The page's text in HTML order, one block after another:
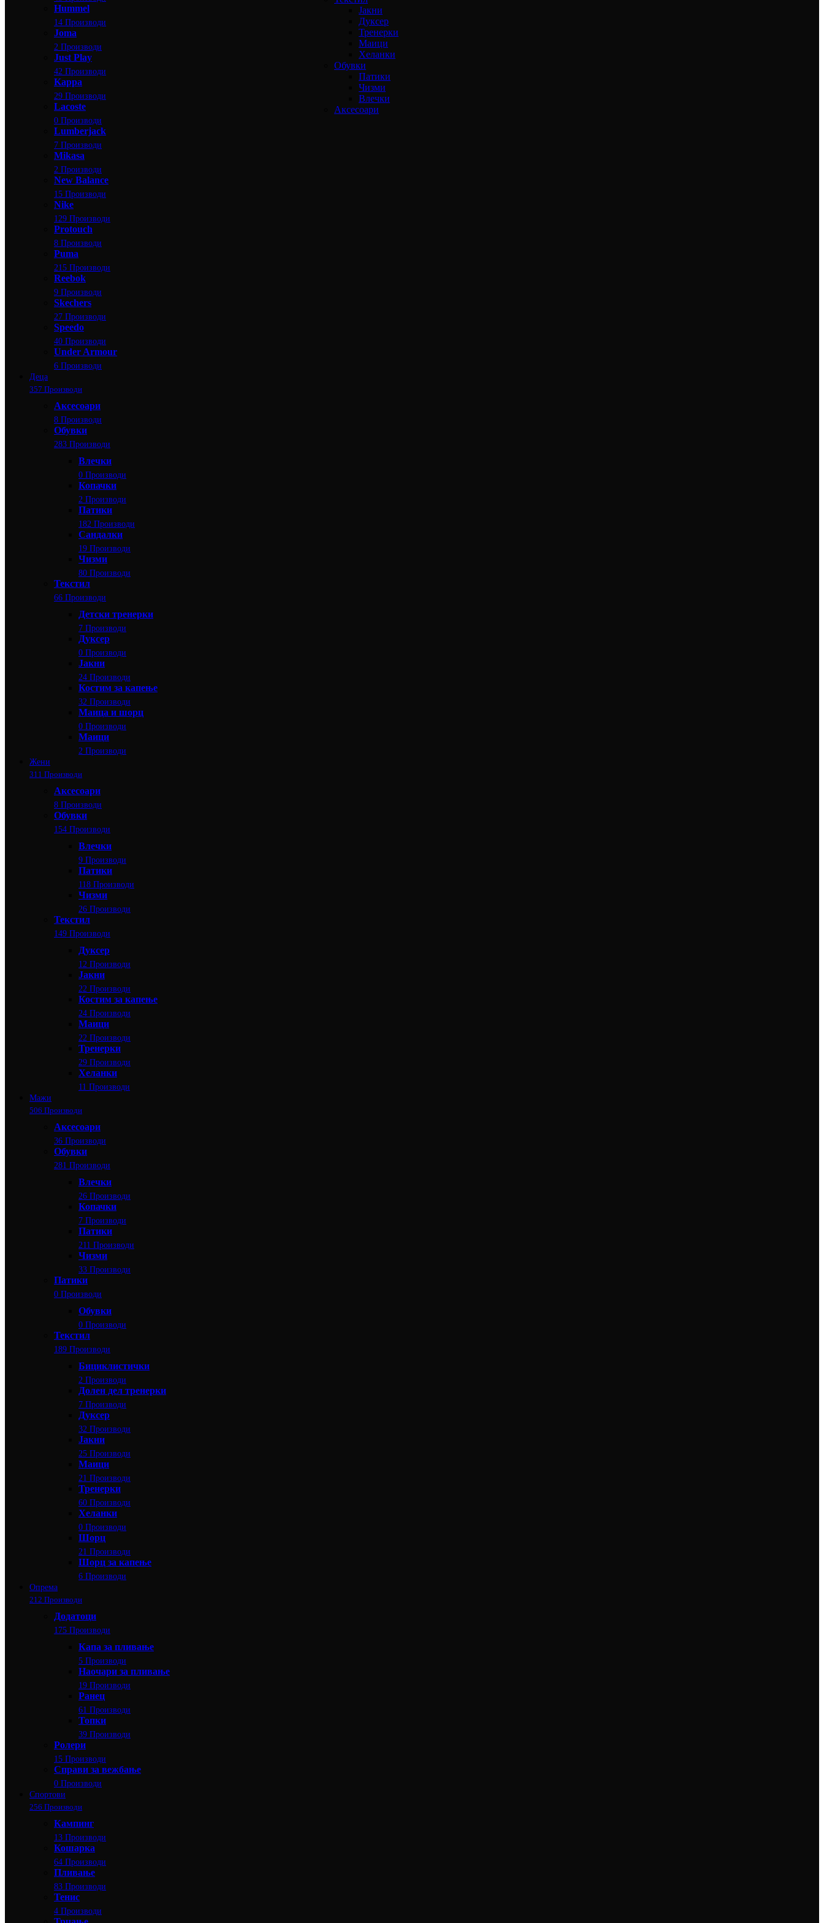
Јакни
Дуксер
Тренерки
Маици
Хеланки
Обувки
Патики
Чизми
Влечки
Аксесоари
Hummel
14 Производи
Joma
2 Производи
Just Play
42 Производи
Kappa
29 Производи
Lacoste
0 Производи
Lumberjack
7 Производи
Mikasa
2 Производи
New Balance
15 Производи
Nike
129 Производи
Protouch
8 Производи
Puma
215 Производи
Reebok
9 Производи
Skechers
27 Производи
Speedo
40 Производи
Under Armour
6 Производи
Деца
357 Производи
Аксесоари
8 Производи
Обувки
283 Производи
Влечки
0 Производи
Копачки
2 Производи
Патики
182 Производи
Сандалки
19 Производи
Чизми
80 Производи
Текстил
66 Производи
Детски тренерки
7 Производи
Дуксер
0 Производи
Јакни
24 Производи
Костим за капење
32 Производи
Маица и шорц
0 Производи
Маици
2 Производи
Жени
311 Производи
Аксесоари
8 Производи
Обувки
154 Производи
Влечки
9 Производи
Патики
118 Производи
Чизми
26 Производи
Текстил
149 Производи
Дуксер
12 Производи
Јакни
22 Производи
Костим за капење
24 Производи
Маици
22 Производи
Тренерки
29 Производи
Хеланки
11 Производи
Мажи
506 Производи
Аксесоари
36 Производи
Обувки
281 Производи
Влечки
26 Производи
Копачки
7 Производи
Патики
211 Производи
Чизми
33 Производи
Патики
0 Производи
Обувки
0 Производи
Текстил
189 Производи
Бициклистички
2 Производи
Долен дел тренерки
7 Производи
Дуксер
32 Производи
Јакни
25 Производи
Маици
21 Производи
Тренерки
60 Производи
Хеланки
0 Производи
Шорц
21 Производи
Шорц за капење
6 Производи
Опрема
212 Производи
Додатоци
175 Производи
Капа за пливање
5 Производи
Наочари за пливање
19 Производи
Ранец
61 Производи
Топки
39 Производи
Ролери
15 Производи
Справи за вежбање
0 Производи
Спортови
256 Производи
Кампинг
13 Производи
Кошарка
64 Производи
Пливање
83 Производи
Тенис
4 Производи